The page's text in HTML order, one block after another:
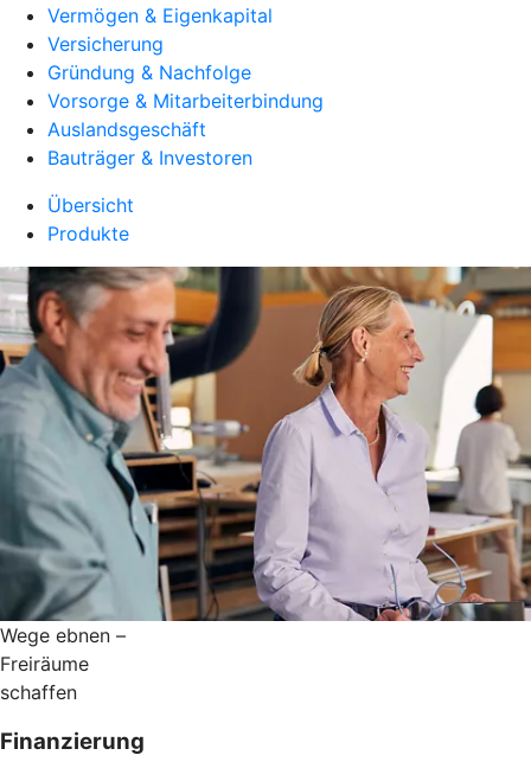
Vermögen & Eigenkapital
Versicherung
Gründung & Nachfolge
Vorsorge & Mitarbeiterbindung
Auslandsgeschäft
Bauträger & Investoren
Übersicht
Produkte
Wege ebnen –
Freiräume
schaffen
Finanzierung